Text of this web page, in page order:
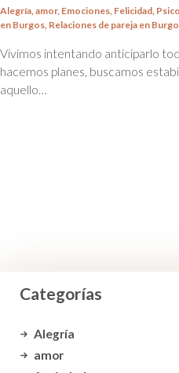
Alegría amor, Emociones Felicidad
en Burgos Relaciones de pareja en
Vivimos intentando anticiparlo
hacemos planes, buscamos
aquello…
Categorías
Alegría
amor